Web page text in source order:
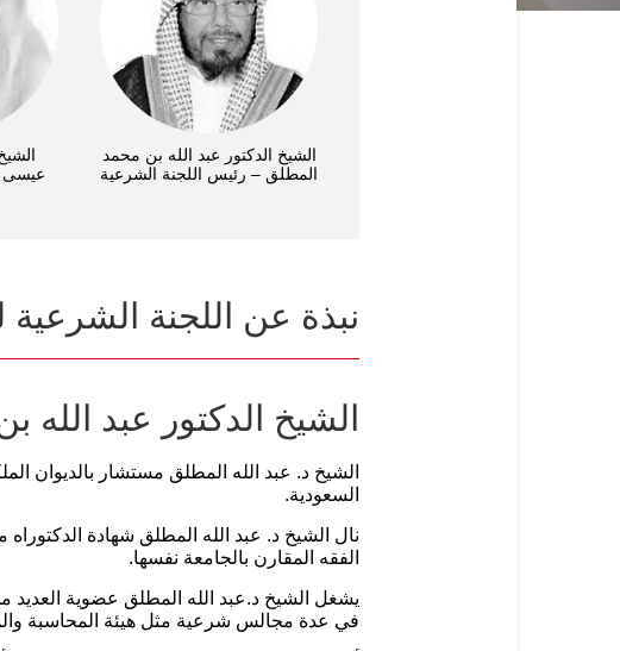
الشيخ الدكتور عبد الله بن محمد
المطلق – رئيس اللجنة الشرعية
عيسى
نبذة عن اللجنة
الشيخ الدكتور عبد
الشيخ د. عبد الله المطلق مستشار بالديوان
السعودية.
الفقه المقارن بالجامعة نفسها.
يشغل الشيخ د.عبد الله المطلق عضوية العديد
في عدة مجالس شرعية مثل هيئة المحاسبة